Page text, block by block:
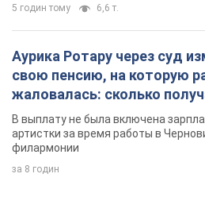
5 годин тому 6,6 т.
Аурика Ротару через суд
свою пенсию, на которую
жаловалась: сколько
певица
В выплату не была включена
артистки за время работы в
филармонии
за 8 годин